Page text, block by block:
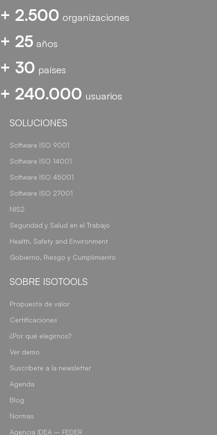
+ 2.500 organizaciones
+ 25 años
+ 30 países
+ 240.000 usuarios
SOLUCIONES
Software ISO 9001
Software ISO 14001
Software ISO 45001
Software ISO 27001
NIS2
Seguridad y Salud en el Trabajo
Health, Safety and Environment
Gobierno, Riesgo y Cumplimiento
SOBRE ISOTOOLS
Propuesta de valor
Certificaciones
¿Por qué elegirnos?
Ver demo
Suscríbete a la newsletter
Agenda
Blog
Normas
Agencia IDEA – FEDER